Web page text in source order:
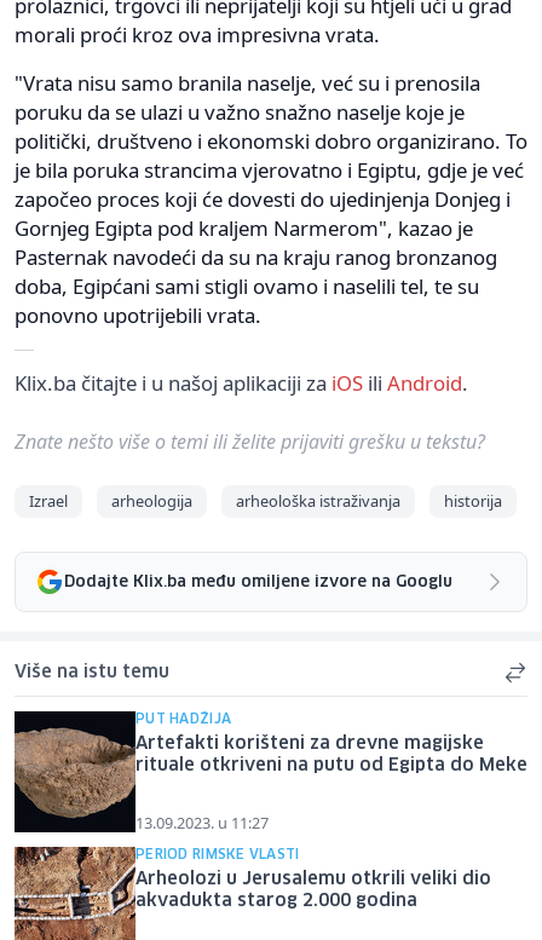
morali proći kroz ova impresivna vrata.
"Vrata nisu samo branila naselje, već su i prenosila
poruku da se ulazi u važno snažno naselje koje je
politički, društveno i ekonomski dobro organizirano. To
je bila poruka strancima vjerovatno i Egiptu, gdje je već
započeo proces koji će dovesti do ujedinjenja Donjeg i
Gornjeg Egipta pod kraljem Narmerom", kazao je
Pasternak navodeći da su na kraju ranog bronzanog
doba, Egipćani sami stigli ovamo i naselili tel, te su
ponovno upotrijebili vrata.
Klix.ba čitajte i u našoj aplikaciji za iOS ili Android.
Znate nešto više o temi ili želite prijaviti grešku u tekstu?
Izrael arheologija arheološka istraživanja historija
Dodajte Klix.ba među omiljene izvore na Googlu
Više na istu temu
PUT HADŽIJA
Artefakti korišteni za drevne magijske
rituale otkriveni na putu od Egipta do Meke
13.09.2023. u 11:27
PERIOD RIMSKE VLASTI
Arheolozi u Jerusalemu otkrili veliki dio
akvadukta starog 2.000 godina